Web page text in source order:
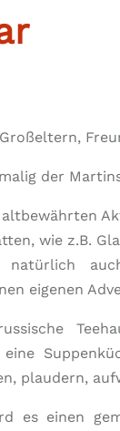
der
wie z.B.
natürlich
eigenen
eine
plaudern,
es einen